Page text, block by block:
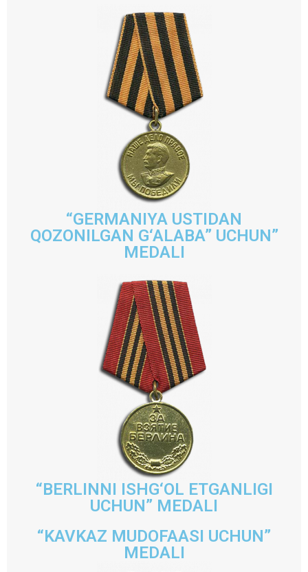
“GERMANIYA USTIDAN
QOZONILGAN G‘ALABA” UCHUN”
MEDALI
“BERLINNI ISHG‘OL ETGANLIGI
UCHUN” MEDALI
“KAVKAZ MUDOFAASI UCHUN”
MEDALI